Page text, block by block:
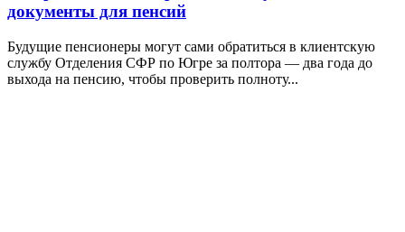
документы для пенсий
Будущие пенсионеры могут сами обратиться в клиентскую
службу Отделения СФР по Югре за полтора — два года до
выхода на пенсию, чтобы проверить полноту...